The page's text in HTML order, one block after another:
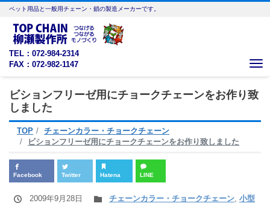
ペット用品と一般用チェーン・鎖の製造メーカーです。
TEL：072-984-2314
FAX：072-982-1147
ビションフリーゼ用にチョークチェーンをお作り致
しました
TOP
チェーンカラー・チョークチェーン
ビションフリーゼ用にチョークチェーンをお作り致しました
Facebook Twitter Hatena LINE
2009年9月28日 チェーンカラー・チョークチェーン, 小型